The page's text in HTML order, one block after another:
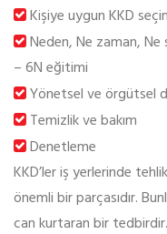
Kişiye uygun KKD
Neden, Ne zaman, Ne
– 6N eğitimi
Yönetsel ve örgütsel
Temizlik ve bakım
Denetleme
KKD’ler iş yerlerinde
önemli bir parçasıdır.
can kurtaran bir tedbirdir.